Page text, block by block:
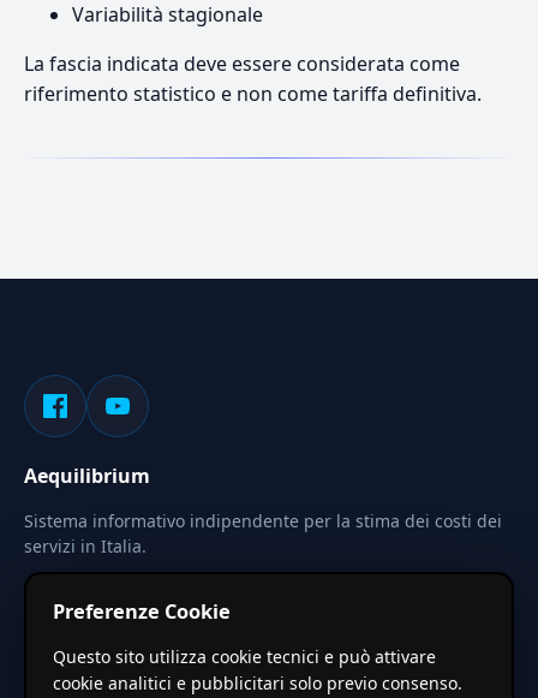
Variabilità stagionale
La fascia indicata deve essere considerata come
riferimento statistico e non come tariffa definitiva.
Aequilibrium
Sistema informativo indipendente per la stima dei costi dei
servizi in Italia.
Le stime pubblicate sono calcolate tramite coefficienti
territoriali regionali applicati a valori base nazionali. Non
Preferenze Cookie
Questo sito utilizza cookie tecnici e può attivare
cookie analitici e pubblicitari solo previo consenso.